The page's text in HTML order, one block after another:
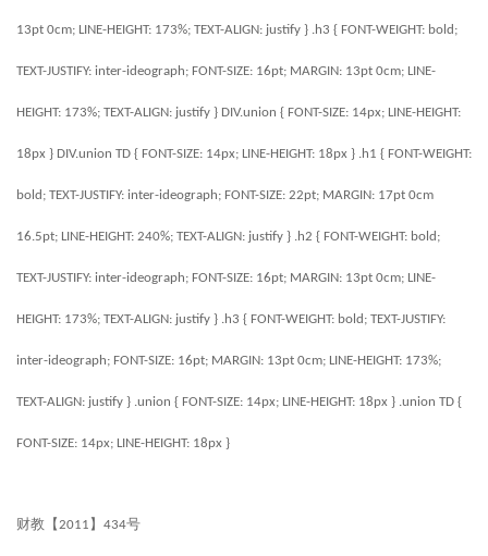
13pt 0cm; LINE-HEIGHT: 173%; TEXT-ALIGN: justify } .h3 { FONT-WEIGHT: bold;
TEXT-JUSTIFY: inter-ideograph; FONT-SIZE: 16pt; MARGIN: 13pt 0cm; LINE-
HEIGHT: 173%; TEXT-ALIGN: justify } DIV.union { FONT-SIZE: 14px; LINE-HEIGHT:
18px } DIV.union TD { FONT-SIZE: 14px; LINE-HEIGHT: 18px } .h1 { FONT-WEIGHT:
bold; TEXT-JUSTIFY: inter-ideograph; FONT-SIZE: 22pt; MARGIN: 17pt 0cm
16.5pt; LINE-HEIGHT: 240%; TEXT-ALIGN: justify } .h2 { FONT-WEIGHT: bold;
TEXT-JUSTIFY: inter-ideograph; FONT-SIZE: 16pt; MARGIN: 13pt 0cm; LINE-
HEIGHT: 173%; TEXT-ALIGN: justify } .h3 { FONT-WEIGHT: bold; TEXT-JUSTIFY:
inter-ideograph; FONT-SIZE: 16pt; MARGIN: 13pt 0cm; LINE-HEIGHT: 173%;
TEXT-ALIGN: justify } .union { FONT-SIZE: 14px; LINE-HEIGHT: 18px } .union TD {
FONT-SIZE: 14px; LINE-HEIGHT: 18px }
财教【2011 】 434号